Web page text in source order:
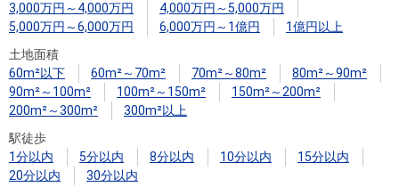
税金の本
（電子ブ
ック）
3,000万円～4,000万円
4,000万円～5,000万円
5,000万円～6,000万円
6,000万円～1億円
1億円以上
土地面積
60m²以下
60m²～70m² 70m²～80m²
80m²～90m²
90m²～100m²
100m²～150m²
150m²～200m²
200m²～300m²
300m²以上
駅徒歩
1分以内
5分以内 8分以内 10分以内
15分以内
20分以内
30分以内